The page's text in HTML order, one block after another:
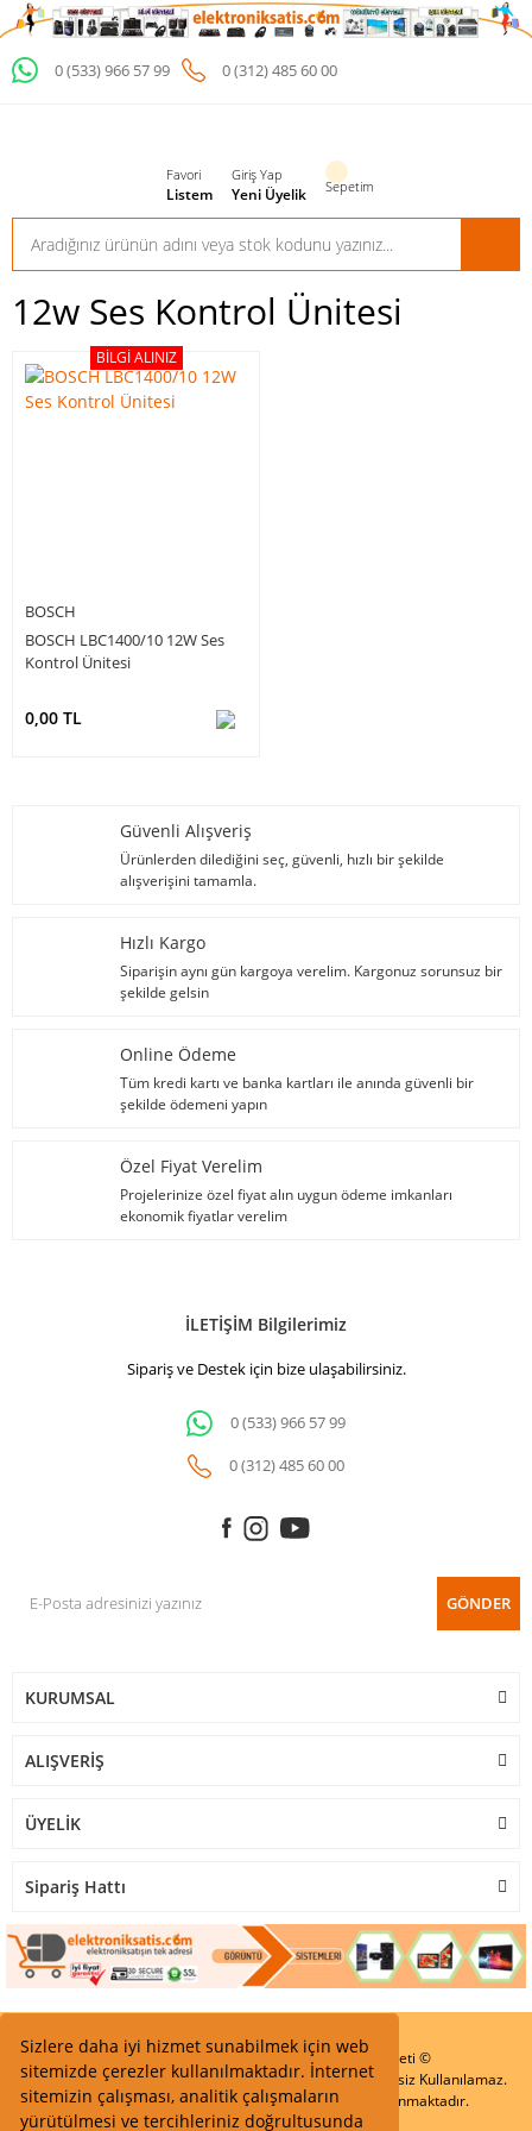
Sizlere daha iyi hizmet sunabilmek için web
sitemizde çerezler kullanılmaktadır. İnternet
sitemizin çalışması, analitik çalışmaların
yürütülmesi ve tercihleriniz doğrultusunda
0 (533) 966 57 99 0 (312) 485 60 00
Favori
Listem
Giriş Yap
Yeni Üyelik Sepetim
12w Ses Kontrol Ünitesi
BILGI ALINIZ
BOSCH
BOSCH LBC1400/10 12W Ses
Kontrol Ünitesi
0,00 TL
Güvenli Alışveriş
Ürünlerden dilediğini seç, güvenli, hızlı bir şekilde
alışverişini tamamla.
Hızlı Kargo
Siparişin aynı gün kargoya verelim. Kargonuz sorunsuz bir
şekilde gelsin
Online Ödeme
Tüm kredi kartı ve banka kartları ile anında güvenli bir
şekilde ödemeni yapın
Özel Fiyat Verelim
Projelerinize özel fiyat alın uygun ödeme imkanları
ekonomik fiyatlar verelim
İLETİŞİM Bilgilerimiz
Sipariş ve Destek için bize ulaşabilirsiniz.
0 (533) 966 57 99
0 (312) 485 60 00
GÖNDER
KURUMSAL
ALIŞVERİŞ
ÜYELİK
Sipariş Hattı
Start Elektronik Sanayi ve Ticaret Limited Şirketi ©
Resimler Yazılar ve İçeriklerin Tüm hakları saklıdır ve İzinsiz Kullanılamaz.
Kredi kartı bilgileriniz 256bit SSL Sertifikası ile Korunmaktadır.